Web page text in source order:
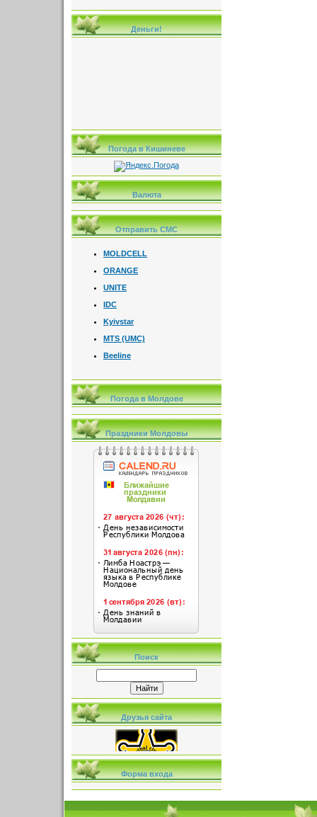
Деньги!
Погода в Кишиневе
Валюта
Отправить СМС
MOLDCELL
ORANGE
UNITE
IDC
Kyivstar
MTS (UMC)
Beeline
Погода в Молдове
Праздники Молдовы
Поиск
Друзья сайта
Форма входа